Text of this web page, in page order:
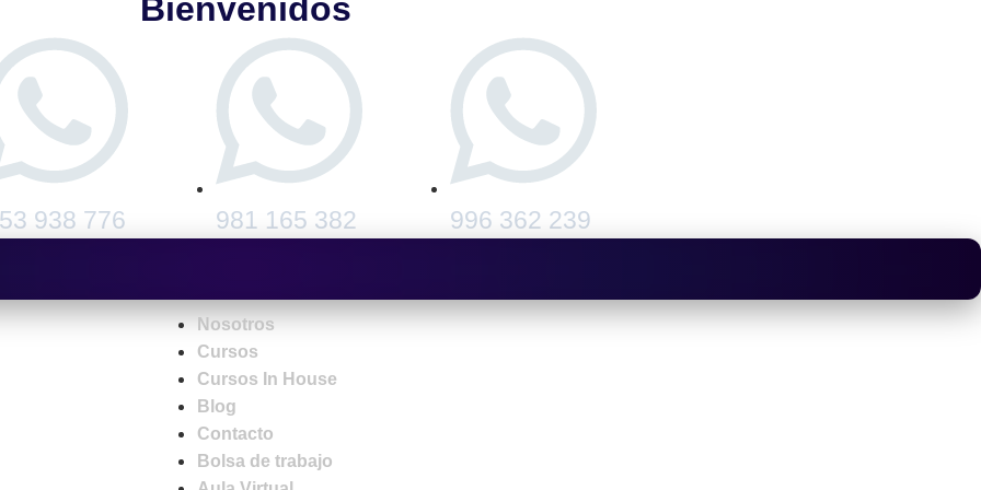
Bienvenidos
938 776 981 165 382 996 362 239
Nosotros
Cursos
Cursos In House
Blog
Contacto
Bolsa de trabajo